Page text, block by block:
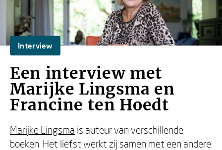
Interview
Een interview met
Marijke Lingsma en
Francine ten Hoedt
Marijke Lingsma is auteur van verschillende
boeken. Het liefst werkt zij samen met een andere